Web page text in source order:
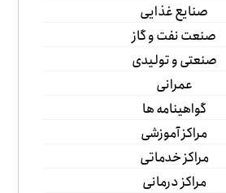
صنایع غذایی
صنعت نفت و گاز
صنعتی و تولیدی
عمرانی
گواهینامه ها
مراکز آموزشی
مراکز خدماتی
مراکز درمانی